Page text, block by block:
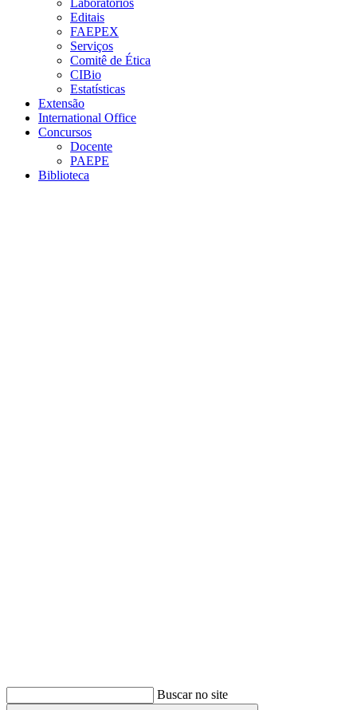
Laboratórios
Editais
FAEPEX
Serviços
Comitê de Ética
CIBio
Estatísticas
Extensão
International Office
Concursos
Docente
PAEPE
Biblioteca
Buscar no site